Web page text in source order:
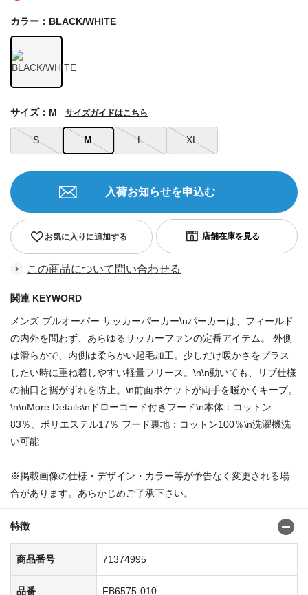
カラー：BLACK/WHITE
S M L XL
サイズ：M サイズガイドはこちら
お気に入りに追加する
入荷お知らせを申込む
この商品について問い合わせる
関連 KEYWORD
メンズ プルオーバー サッカーパーカー\nパーカーは、フィールド
の内外を問わず、あらゆるサッカーファンの定番アイテム。 外側
は滑らかで、内側は柔らかい起毛加工。少しだけ暖かさをプラス
したい時に重ね着しやすい軽量フリース。\n\n動いても、リブ仕様
の袖口と裾がずれを防止。\n前面ポケットが両手を暖かくキープ。
\n\nMore Details\nドローコード付きフード\n本体：コットン
83％、ポリエステル17％ フード裏地：コットン100％\n洗濯機洗
い可能
※掲載画像の仕様・デザイン・カラー等が予告なく変更される場
合があります。あらかじめご了承下さい。
特徴
商品番号 71374995
品番 FB6575-010